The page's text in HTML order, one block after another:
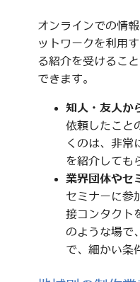
オンラインでの情
ットワークを利用
る紹介を受けるこ
できます。
知人・友人か
依頼したこと
くのは、非常
を紹介しても
業界団体やセ
セミナーに参
接コンタクト
のような場で
で、細かい条